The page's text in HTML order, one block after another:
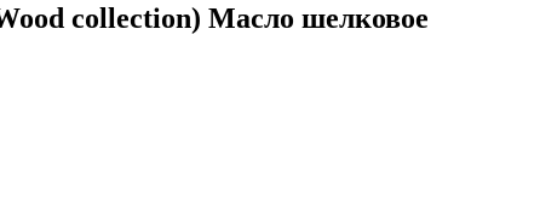
collection) Масло шелковое